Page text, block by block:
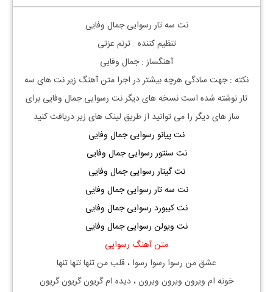
نت سه تاررسوایی جمال وفایی
تنظیم کننده : ترنم عزتی
آهنگساز : جمال وفایی
نکته : جهت سادگی هرچه بیشتر در اجرا متن آهنگ زیر نت های سه
تارنوشته شده است نسخه های دیگر نت رسوایی جمال وفایی برای
ساز های دیگر را می توانید از طریق لینک های زیر دریافت کنید
نت پیانو رسوایی جمال وفایی
نت سنتور رسوایی جمال وفایی
نت گیتار رسوایی جمال وفایی
نت سه تار رسوایی جمال وفایی
نت کیبورد رسوایی جمال وفایی
نت ویولن رسوایی جمال وفایی
متن آهنگ رسوایی
عشق من رسوا رسوا رسوا ، قلب من تنها تنها تنها
خونه ام ویرون ویرون ویرون ، دیده ام گریون گریون گریون